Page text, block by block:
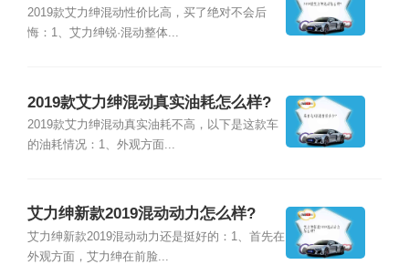
2019款艾力绅混动性价比高，买了绝对不会后
悔：1、艾力绅锐·混动整体...
2019款艾力绅混动真实油耗怎么样?
2019款艾力绅混动真实油耗不高，以下是这款车
的油耗情况：1、外观方面...
艾力绅新款2019混动动力怎么样?
艾力绅新款2019混动动力还是挺好的：1、首先在
外观方面，艾力绅在前脸...